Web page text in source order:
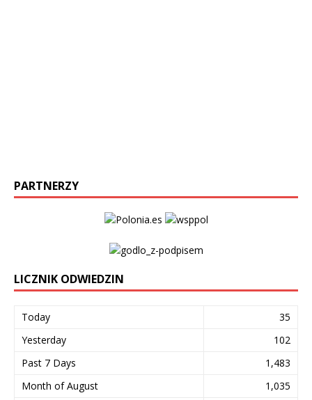
PARTNERZY
LICZNIK ODWIEDZIN
Today
35
Yesterday
102
Past 7 Days
1,483
Month of August
1,035